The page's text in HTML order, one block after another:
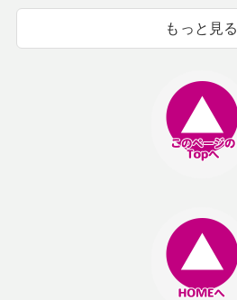
もっと見る